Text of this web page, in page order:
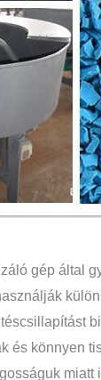
gép által
és könnyen